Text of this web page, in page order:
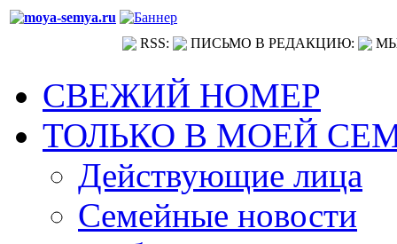
RSS: ПИСЬМО В РЕДАКЦИЮ:
СВЕЖИЙ НОМЕР
ТОЛЬКО В МОЕЙ
Действующие лица
Семейные новости